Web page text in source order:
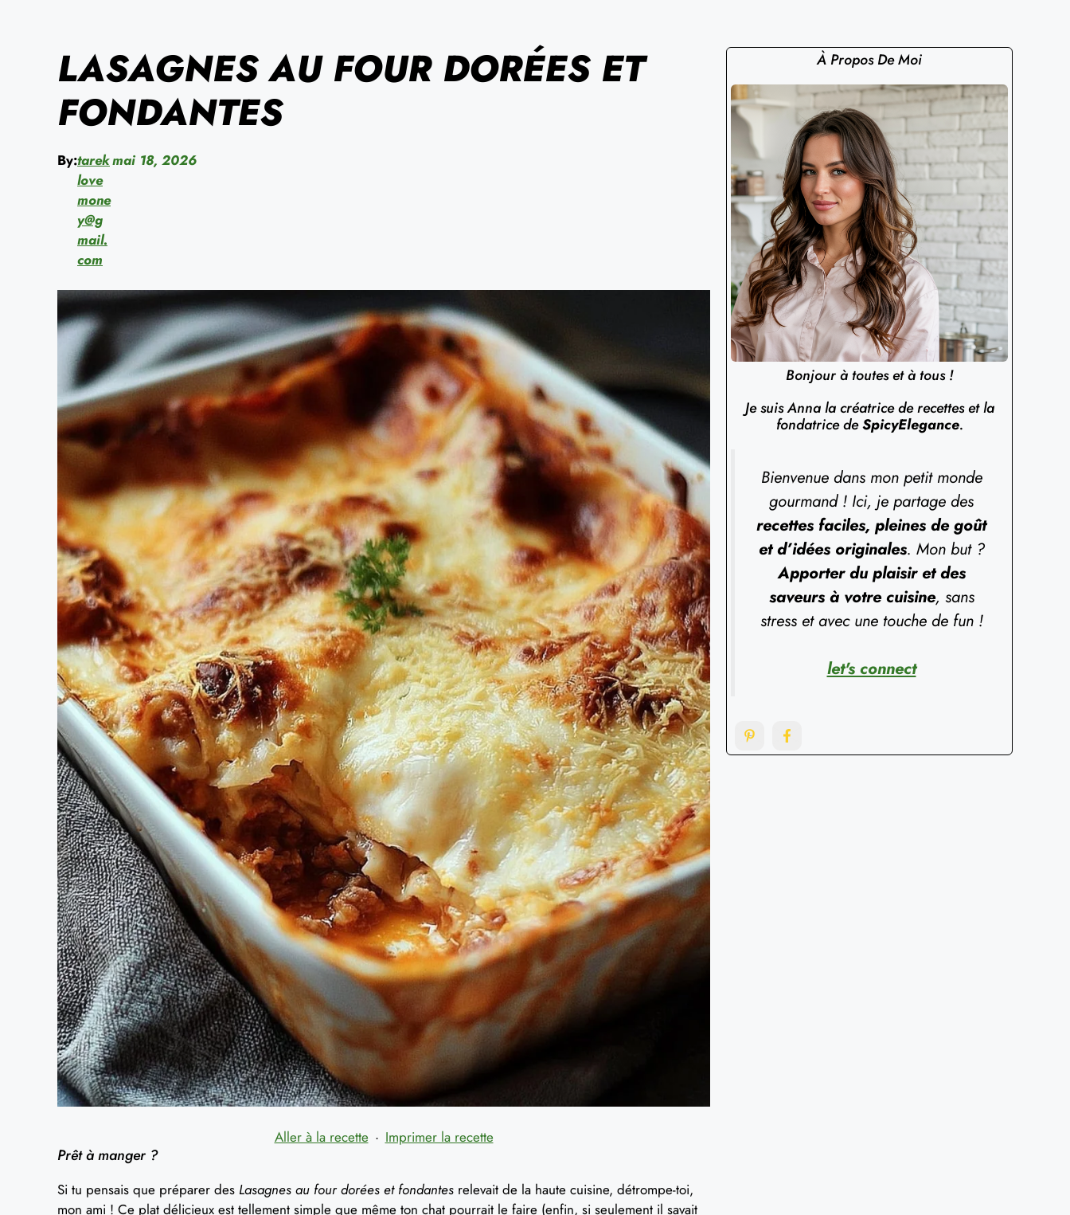
LASAGNES AU FOUR DORÉES ET
FONDANTES
By:tarek
love
mone
y@g
mail.
com
mai 18, 2026
Aller à la recette · Imprimer la recette
Prêt à manger ?
Si tu pensais que préparer des Lasagnes au four dorées et fondantes relevait de la haute cuisine, détrompe-toi,
mon ami ! Ce plat délicieux est tellement simple que même ton chat pourrait le faire (enfin, si seulement il savait
À Propos De Moi
Bonjour à toutes et à tous !
Je suis Anna la créatrice de recettes et la
fondatrice deSpicyElegance.
Bienvenue dans mon petit monde
gourmand ! Ici, je partage des
recettes faciles, pleines de goût
et d’idées originales. Mon but ?
Apporter du plaisir et des
saveurs à votre cuisine, sans
stress et avec une touche de fun !
let's connect